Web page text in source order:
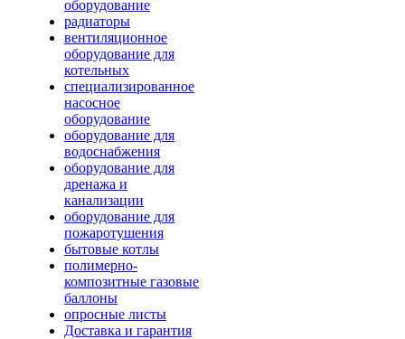
оборудование
радиаторы
вентиляционное
оборудование для
котельных
специализированное
насосное
оборудование
оборудование для
водоснабжения
оборудование для
дренажа и
канализации
оборудование для
пожаротушения
бытовые котлы
полимерно-
композитные газовые
баллоны
опросные листы
Доставка и гарантия